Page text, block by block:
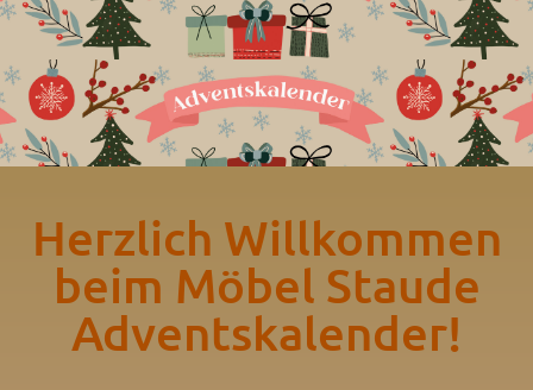
Herzlich Willkommen
beim Möbel Staude
Adventskalender!